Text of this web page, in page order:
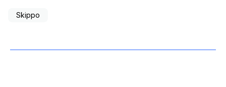
Skippo